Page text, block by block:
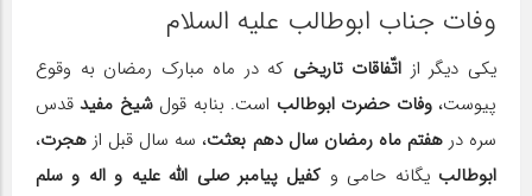
وفات جناب ابوطالب علیه السلام
یکی دیگر از اتّفاقات تاریخی که در ماه مبارک رمضان به وقوع
پیوست، وفات حضرت ابوطالب است. بنابه قولشیخ مفیدقدس
سره درهفتم ماه رمضان سال دهم بعثت، سه سال قبل از هجرت،
ابوطالبیگانه حامی و کفیل پیامبر صلی الله علیه و اله و سلم